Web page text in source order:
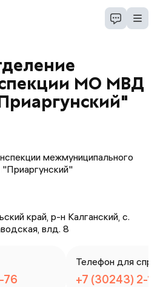
МО МВД
межмуниципального
край, р-н Калганский, с.
влд. 8
76
Телефон для
+7 (30243) 2-